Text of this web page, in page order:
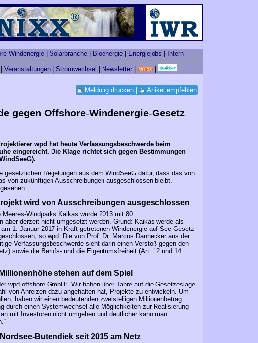
Windenergie Solarbranche Bioenergie Energiejobs Intern
Veranstaltungen Stromwechsel Newsletter
Meldung drucken Artikel empfehlen
gegen Offshore-Windenergie-Gesetz
wpd hat heute Verfassungsbeschwerde beim
eingereicht. Die Klage richtet sich gegen Bestimmungen
gesetzlichen Regelungen aus dem WindSeeG dafür, dass das von
von zukünftigen Ausschreibungen ausgeschlossen bleibt.
wird von Ausschreibungen ausgeschlossen
Meeres-Windparks Kaikas wurde 2013 mit 80
aber derzeit nicht umgesetzt werden. Grund: Kaikas werde als
1. Januar 2017 in Kraft getretenen Windenergie-auf-See-Gesetz
so wpd. Die von Prof. Dr. Marcus Dannecker aus der
Verfassungsbeschwerde sieht darin einen Verstoß gegen den
sowie die Berufs- und die Eigentumsfreiheit (Art. 12 und 14
stehen auf dem Spiel
wpd offshore GmbH: „Wir haben über Jahre auf die Gesetzeslage
von Anreizen dazu angehalten hat, Projekte zu entwickeln. Um
haben wir einen bedeutenden zweistelligen Millionenbetrag
durch einen Systemwechsel alle Möglichkeiten zur Realisierung
mit Investoren nicht umgehen und deutlicher kann man
Butendiek seit 2015 am Netz